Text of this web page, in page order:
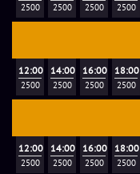
2500 2500 2500 2500
12:00
2500
14:00
2500
16:00
2500
18:00
2500
12:00
2500
14:00
2500
16:00
2500
18:00
2500